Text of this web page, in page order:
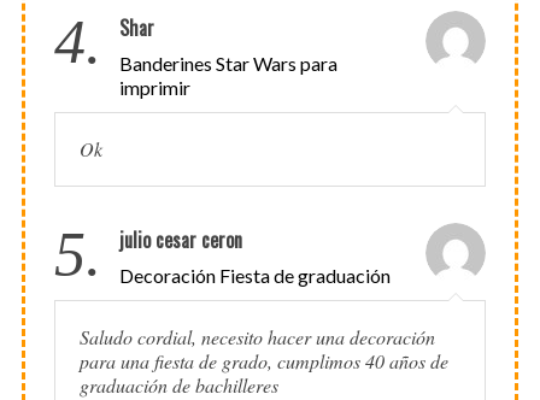
4. Shar
Banderines Star Wars para
imprimir
Ok
5. julio cesar ceron
Decoración Fiesta de graduación
Saludo cordial, necesito hacer una decoración
para una fiesta de grado, cumplimos 40 años de
graduación de bachilleres